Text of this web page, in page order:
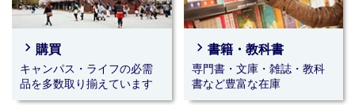
2026年08月03日(月)～2026年09月15日(火)｜千里山キャンパス
オススメ海外旅行プランが発売です！
パンフレットをご確認ください。
navigate_next 購買
キャンパス・ライフの必需
品を多数取り揃えています
navigate_next 書籍・教科書
専門書・文庫・雑誌・教科
書など豊富な在庫